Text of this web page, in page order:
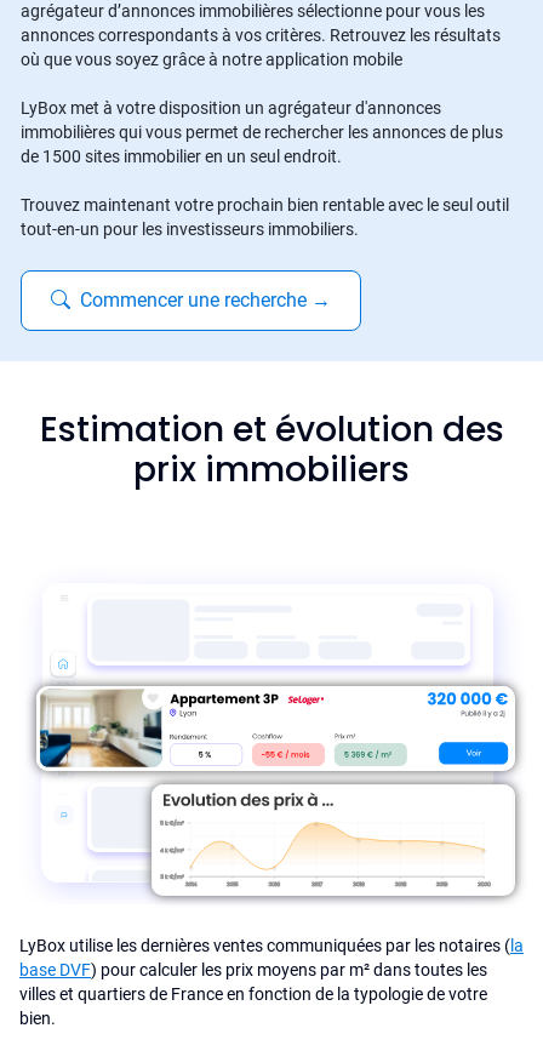
agrégateur d’annonces immobilières sélectionne pour vous les
annonces correspondants à vos critères. Retrouvez les résultats
où que vous soyez grâce à notre application mobile
LyBox met à votre disposition un agrégateur d'annonces
immobilières qui vous permet de rechercher les annonces de plus
de 1500 sites immobilier en un seul endroit.
Trouvez maintenant votre prochain bien rentable avec le seul outil
tout-en-un pour les investisseurs immobiliers.
Commencer une recherche →
Estimation et évolution des
prix immobiliers
LyBox utilise les dernières ventes communiquées par les notaires (la
base DVF) pour calculer les prix moyens par m² dans toutes les
villes et quartiers de France en fonction de la typologie de votre
bien.